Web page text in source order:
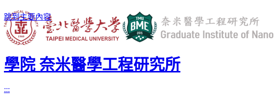
跳到主要內容
學院 奈米醫學工程研究所
:::